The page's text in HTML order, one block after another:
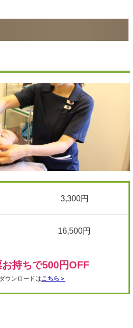
3,300円
16,500円
持ちで500円OFF
ウンロードはこちら ＞